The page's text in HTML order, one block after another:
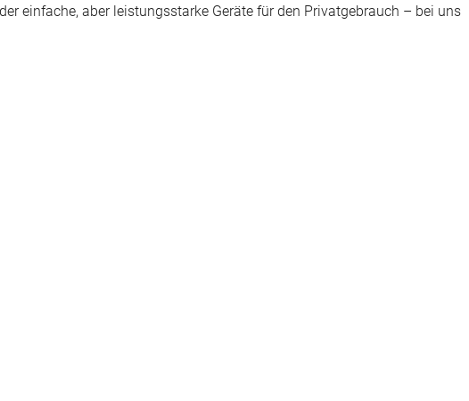
einfache, aber leistungsstarke Geräte für den Privatgebrauch – bei uns